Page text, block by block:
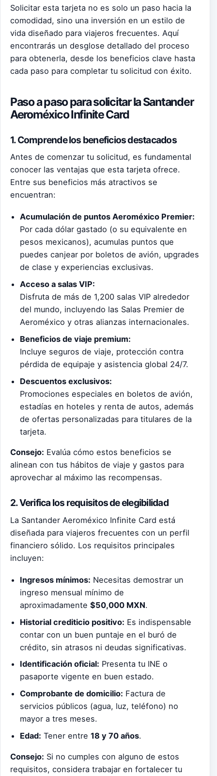
Solicitar esta tarjeta no es solo un paso hacia la
comodidad, sino una inversión en un estilo de
vida diseñado para viajeros frecuentes. Aquí
encontrarás un desglose detallado del proceso
para obtenerla, desde los beneficios clave hasta
cada paso para completar tu solicitud con éxito.
Paso a paso para solicitar la Santander
Aeroméxico Infinite Card
1. Comprende los beneficios destacados
Antes de comenzar tu solicitud, es fundamental
conocer las ventajas que esta tarjeta ofrece.
Entre sus beneficios más atractivos se
encuentran:
Acumulación de puntos Aeroméxico Premier:
Por cada dólar gastado (o su equivalente en
pesos mexicanos), acumulas puntos que
puedes canjear por boletos de avión, upgrades
de clase y experiencias exclusivas.
Acceso a salas VIP:
Disfruta de más de 1,200 salas VIP alrededor
del mundo, incluyendo las Salas Premier de
Aeroméxico y otras alianzas internacionales.
Beneficios de viaje premium:
Incluye seguros de viaje, protección contra
pérdida de equipaje y asistencia global 24/7.
Descuentos exclusivos:
Promociones especiales en boletos de avión,
estadías en hoteles y renta de autos, además
de ofertas personalizadas para titulares de la
tarjeta.
Consejo: Evalúa cómo estos beneficios se
alinean con tus hábitos de viaje y gastos para
aprovechar al máximo las recompensas.
2. Verifica los requisitos de elegibilidad
La Santander Aeroméxico Infinite Card está
diseñada para viajeros frecuentes con un perfil
financiero sólido. Los requisitos principales
incluyen:
Ingresos mínimos: Necesitas demostrar un
ingreso mensual mínimo de
aproximadamente$50,000 MXN.
Historial crediticio positivo: Es indispensable
contar con un buen puntaje en el buró de
crédito, sin atrasos ni deudas significativas.
Identificación oficial: Presenta tu INE o
pasaporte vigente en buen estado.
Comprobante de domicilio: Factura de
servicios públicos (agua, luz, teléfono) no
mayor a tres meses.
Edad: Tener entre18 y 70 años.
Consejo: Si no cumples con alguno de estos
requisitos, considera trabajar en fortalecer tu